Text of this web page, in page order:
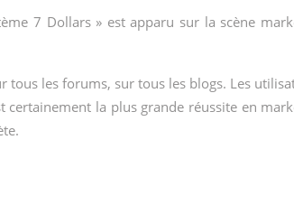
7 Dollars » est apparu sur la scène
les forums, sur tous les blogs. Les
certainement la plus grande réussite en